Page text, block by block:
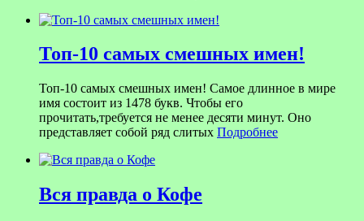
Топ-10 самых смешных имен!
Топ-10 самых смешных имен! Самое длинное в мире
имя состоит из 1478 букв. Чтобы его
прочитать,требуется не менее десяти минут. Оно
представляет собой ряд слитых Подробнее
Вся правда о Кофе